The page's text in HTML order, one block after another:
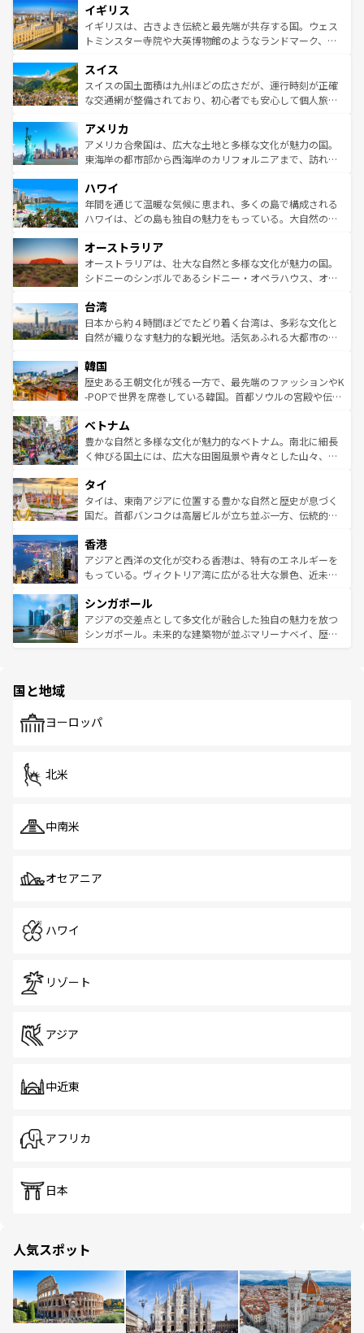
いる。シャンパンの発祥地であるランス、プロヴァンスの
香り高いラベンダー畑など、多彩な楽しみ方が可能だ。さ
らに、パリ以外の地域にも魅力が溢れており、どの街角に
れる地方に足を運ぶとそれぞれで全く異なる文化を体験で
きるだろう。 なお、新着のフランス情報はコンテンツ一覧
を参照してほしい。
顔を持つこの国は、どこを歩いても飽きることがない。ベ
ルリンの文化的活気、バイエルン州のアルプスの絶景、そ
してライン川沿いのワイン畑といった風景は必見。ビール
は、お酒好きな人にはぜひ体験してほしい。 なお、新着の
ドイツ情報はコンテンツ一覧を参照してほしい。
イギリス
イギリスは、古きよき伝統と最先端が共存する国。ウェス
トミンスター寺院や大英博物館のようなランドマーク、歴
リアごとに異なる魅力がある。また、優雅なアフタヌーン
ティー、ビール好きにはたまらない英国パブ、サッカー観
戦など、本場だからこそできる体験も豊富。イギリスを旅
ンツ一覧を参照してほしい。
スイス
スイスの国土面積は九州ほどの広さだが、運行時刻が正確
な交通網が整備されており、初心者でも安心して個人旅行
の建物がそのまま残る町や、スイスならではのユニークな
博物館もあり、アルプス観光だけでなく町歩きも満喫する
ことができる。国民の所得が高いため物価も高いが、旅行
ば市内交通費無料で観光を楽しむこともできる。 なお、新
着のスイス情報はコンテンツ一覧 を参照してほしい。
アメリカ
アメリカ合衆国は、広大な土地と多様な文化が魅力の国。
東海岸の都市部から西海岸のカリフォルニアまで、訪れる
のような巨大都市は、観光、ショッピング、エンターテイ
ンメントが詰まった刺激的なスポットだ。一方、アメリカ
西部には大自然が広がり、グランドキャニオンやイエロー
部のニューオーリンズでは、音楽と美食が融合した独特の
文化が魅力。旅行者はアメリカの各地域で異なる魅力を楽
しみながら、その多様性と豊かな歴史を感じることができ
ならではの贅沢な旅のスタイルだ。 なお、新着のアメリカ
情報はコンテンツ一覧を参照してほしい。
ハワイ
年間を通じて温暖な気候に恵まれ、多くの島で構成される
ハワイは、どの島も独自の魅力をもっている。大自然の神
ワイ島は見逃せない。また、定番の観光地といえばオアフ
島だが、静かな自然を求めるならマウイ島やカウアイ島が
おすすめ。エメラルドグリーンに輝く海をはじめ、豊かな
れるおもてなしの心で訪れる人々を迎えてくれるハワイの
人々、おいしいローカルフードやハワイアンミュージッ
ク、伝統的なフラダンスなど、すべてがハワイの魅力を彩
ワイを、存分に味わってほしい。 なお、新着のハワイ情報
はコンテンツ一覧を参照してほしい。
オーストラリア
オーストラリアは、壮大な自然と多様な文化が魅力の国。
シドニーのシンボルであるシドニー・オペラハウス、オー
リアリーフや大陸中央部にそびえるウルル（エアーズロッ
ク）、タスマニアの美しい原生林やケアンズの熱帯雨林な
ど、見どころがたくさん。また、カフェやワイン、オージ
いる。アクティビティも充実しており、サーフィンやダイ
ビング、ハイキングなど、アウトドア好きにはたまらな
い。オーストラリアの多彩な魅力を存分に味わいつくそ
参照してほしい。
台湾
日本から約４時間ほどでたどり着く台湾は、多彩な文化と
自然が織りなす魅力的な観光地。活気あふれる大都市の台
ン）、静ひつな山岳地帯である台湾東部など、都市の喧騒
と山間の静けさが共存しており、訪れる人に新しい発見と
驚きをもたらしてくれる。また、奥深い台湾の食文化も魅
容にもいいと評判のスイーツなど、バラエティ豊かな料理
が味わえる。 なお、新着の台湾情報は コンテンツ一覧を参
照してほしい。
韓国
歴史ある王朝文化が残る一方で、最先端のファッションやK
-POPで世界を席巻している韓国。首都ソウルの宮殿や伝統
き、地方に足を延ばせば四季折々の自然美を楽しむことが
できる。そして、キムチや焼肉、絶品のストリートフード
まで、さまざまな韓国料理が待っている。夜には、韓国な
リティに包まれながら、韓国の多彩な魅力を心ゆくまで味
わってみてほしい。 なお、新着の韓国情報はコンテンツ一
覧を参照してほしい。
ベトナム
豊かな自然と多様な文化が魅力的なベトナム。南北に細長
く伸びる国土には、広大な田園風景や青々とした山々、世
急速な発展と共に伝統が息づく。ハノイの古い町並みやホ
ーチミン市のフランス統治時代の建物も、独特の雰囲気を
醸し出している。また、バラエティの豊かさとおいしさで
とつ。フォーやバインミー、ベトナムコーヒーなどは、ぜ
ひ現地で味わいたい。どの地域を訪れてもあたたかい人々
が旅行者を迎えてくれるので、きっと忘れられない旅にな
参照してほしい。
タイ
タイは、東南アジアに位置する豊かな自然と歴史が息づく
国だ。首都バンコクは高層ビルが立ち並ぶ一方、伝統的な
の活気が交差している。北部ではチェンマイなどの山岳地
帯で自然と触れ合い、南部ではプーケットやクラビの美し
いビーチでリゾート気分を楽しむことができる。タイ料理
激する。気候は一年中温暖で、どの季節にも異なる楽しみ
が待っている。親しみやすいタイの人々、仏教を中心とし
た文化、そして多様な観光資源が、訪れる旅人を魅了し続
香港
アジアと西洋の文化が交わる香港は、特有のエネルギーを
もっている。ヴィクトリア湾に広がる壮大な景色、近未来
み、どこを訪れても感動するはず。観光スポットが密集し
ており、効率よく見どころを回れるのも魅力。息をのむよ
うな絶景から文化的な体験まで、香港を存分に楽しみ尽く
シンガポール
アジアの交差点として多文化が融合した独自の魅力を放つ
シンガポール。未来的な建築物が並ぶマリーナベイ、歴史
で、ホーカーズは地元の風情を楽しめる外せないスポット
国と地域
ヨーロッパ
北米
中南米
オセアニア
ハワイ
リゾート
アジア
中近東
アフリカ
日本
人気スポット